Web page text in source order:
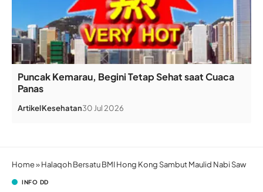
Puncak Kemarau, Begini Tetap Sehat saat Cuaca
Panas
ArtikelKesehatan30 Jul 2026
Home»Halaqoh Bersatu BMI Hong Kong Sambut Maulid Nabi Saw
INFO DD